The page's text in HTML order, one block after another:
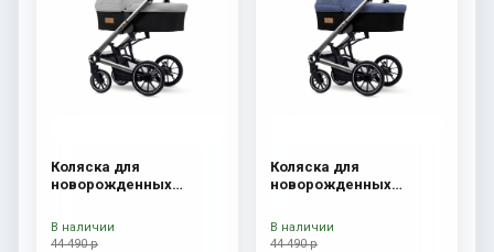
Коляска для
новорожденных
44 490 р
В наличии
Коляска для
новорожденных
44 490 р
В наличии